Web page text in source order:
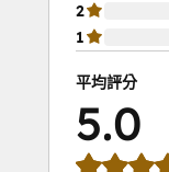
2
1
平均評分
5.0